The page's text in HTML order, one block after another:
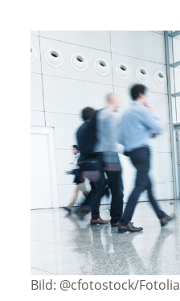
Bild: @cfotostock/